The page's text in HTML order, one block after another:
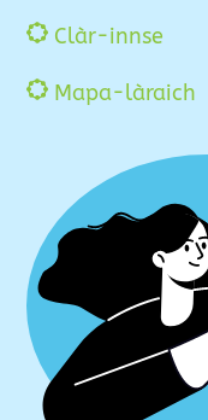
Clàr-innse
Mapa-làraich